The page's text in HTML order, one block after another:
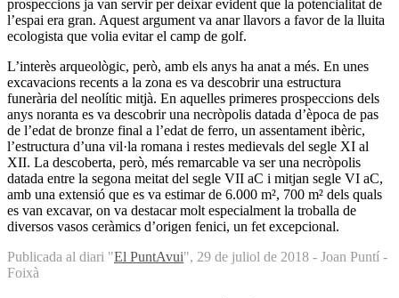
prospeccions ja van servir per deixar evident que la potencialitat de
l’espai era gran. Aquest argument va anar llavors a favor de la lluita
ecologista que volia evitar el camp de golf.
L’interès arqueològic, però, amb els anys ha anat a més. En unes
excavacions recents a la zona es va descobrir una estructura
funerària del neolític mitjà. En aquelles primeres prospeccions dels
anys noranta es va descobrir una necròpolis datada d’època de pas
de l’edat de bronze final a l’edat de ferro, un assentament ibèric,
l’estructura d’una vil·la romana i restes medievals del segle XI al
XII. La descoberta, però, més remarcable va ser una necròpolis
datada entre la segona meitat del segle VII aC i mitjan segle VI aC,
amb una extensió que es va estimar de 6.000 m², 700 m² dels quals
es van excavar, on va destacar molt especialment la troballa de
diversos vasos ceràmics d’origen fenici, un fet excepcional.
Publicada al diari "El PuntAvui", 29 de juliol de 2018 - Joan Puntí -
Foixà